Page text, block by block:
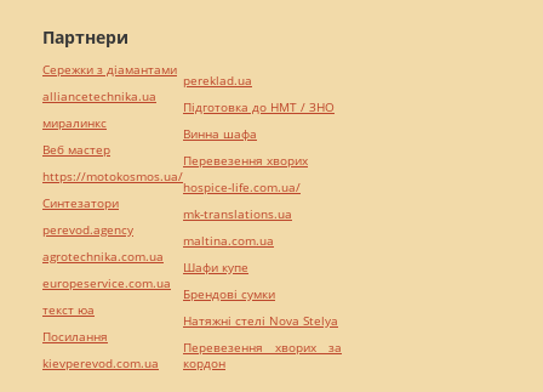
Партнери
Сережки з діамантами
alliancetechnika.ua
миралинкс
Веб мастер
https://motokosmos.ua/
Синтезатори
perevod.agency
agrotechnika.com.ua
europeservice.com.ua
текст юа
Посилання
kievperevod.com.ua
pereklad.ua
Підготовка до НМТ / ЗНО
Винна шафа
Перевезення хворих
hospice-life.com.ua/
mk-translations.ua
maltina.com.ua
Шафи купе
Брендові сумки
Натяжні стелі Nova Stelya
Перевезення хворих за
кордон